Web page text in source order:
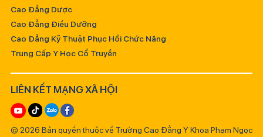
Cao Đẳng Dược
Cao Đẳng Điều Dưỡng
Cao Đẳng Kỹ Thuật Phục Hồi Chức Năng
Trung Cấp Y Học Cổ Truyền
LIÊN KẾT MẠNG XÃ HỘI
© 2026 Bản quyền thuộc về Trường Cao Đẳng Y Khoa Phạm Ngọc